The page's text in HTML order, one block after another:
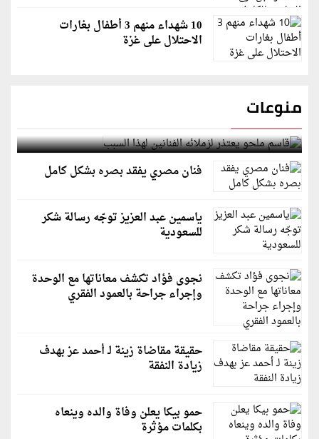
10 شهداء منهم 3 أطفال بغارات
الاحتلال على غزة
منوعات
قاسم ملحو يعتذر لزملائه الفنانين لهذا السبب
فنان مصري يفقد بصره بشكل كامل
ياسمين عبد العزيز توجّه رسالة شكر
للسعودية
نجوى فؤاد تكشف معاناتها مع الوحدة
وإجراء جراحة بالعمود الفقري
حقيقة مقاضاة زينة لـ أحمد عز بهدف
زيادة النفقة
حمو بيكا يعلن وفاة والده وينعاه
بكلمات مؤثرة